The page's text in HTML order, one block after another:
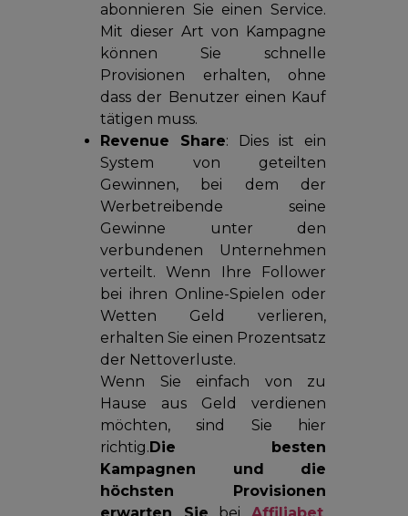
abonnieren Sie einen Service.
Mit dieser Art von Kampagne
können Sie schnelle
Provisionen erhalten, ohne
dass der Benutzer einen Kauf
tätigen muss.
Revenue Share: Dies ist ein
System von geteilten
Gewinnen, bei dem der
Werbetreibende seine
Gewinne unter den
verbundenen Unternehmen
verteilt. Wenn Ihre Follower
bei ihren Online-Spielen oder
Wetten Geld verlieren,
erhalten Sie einen Prozentsatz
der Nettoverluste.
Wenn Sie einfach von zu
Hause aus Geld verdienen
möchten, sind Sie hier
richtig.Die besten
Kampagnen und die
höchsten Provisionen